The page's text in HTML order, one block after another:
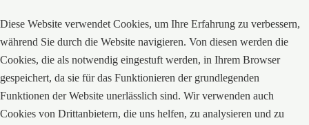
Diese Website verwendet Cookies, um Ihre Erfahrung zu verbessern,
während Sie durch die Website navigieren. Von diesen werden die
Cookies, die als notwendig eingestuft werden, in Ihrem Browser
gespeichert, da sie für das Funktionieren der grundlegenden
Funktionen der Website unerlässlich sind. Wir verwenden auch
Cookies von Drittanbietern, die uns helfen, zu analysieren und zu